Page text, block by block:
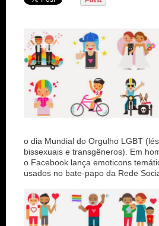
n
o dia Mundial do Orgulho LGBT
bissexuais e transgêneros). Em
o Facebook lança emoticons
usados no bate-papo da Rede